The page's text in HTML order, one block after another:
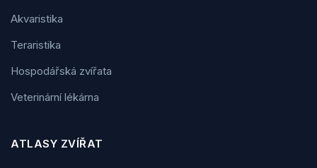
Akvaristika
Teraristika
Hospodářská zvířata
Veterinární lékárna
ATLASY ZVÍŘAT